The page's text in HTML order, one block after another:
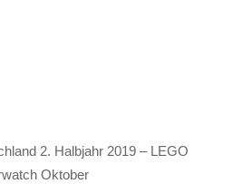
2. Halbjahr 2019 – LEGO
Oktober